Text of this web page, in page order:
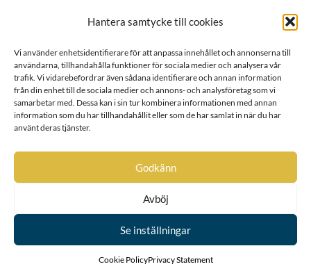
Hantera samtycke till cookies
Vi använder enhetsidentifierare för att anpassa innehållet och annonserna till
användarna, tillhandahålla funktioner för sociala medier och analysera vår
trafik. Vi vidarebefordrar även sådana identifierare och annan information
från din enhet till de sociala medier och annons- och analysföretag som vi
samarbetar med. Dessa kan i sin tur kombinera informationen med annan
information som du har tillhandahållit eller som de har samlat in när du har
använt deras tjänster.
Godkänn
Avböj
Se inställningar
Cookie PolicyPrivacy Statement
von Brobergen
1322
Broméen
1367
Brommenstedt
745
Bruce
Ointroducerad
Brummer
752
Brunell
1746
Brunhielm
1312
Brunsköld
954
Bråkensköld
von Brömssen
345
Bröstfelt
Buchner